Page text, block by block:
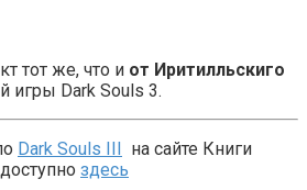
тот же, что и от Иритилльскиго
игры Dark Souls 3.
Dark Souls III
на сайте Книги
здесь